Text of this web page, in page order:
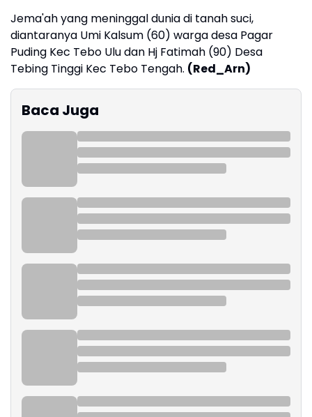
Jema'ah yang meninggal dunia di tanah suci,
diantaranya Umi Kalsum (60) warga desa Pagar
Puding Kec Tebo Ulu dan Hj Fatimah (90) Desa
Tebing Tinggi Kec Tebo Tengah. (Red_Arn)
Baca Juga